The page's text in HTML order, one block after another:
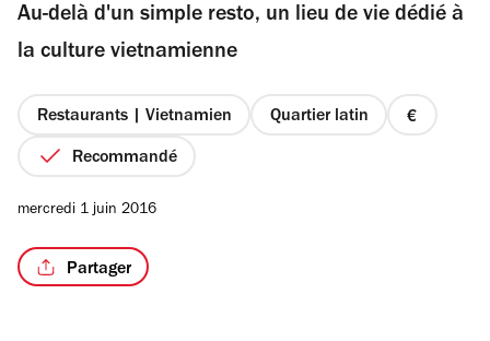
5
étoiles
Au-delà d'un simple resto, un lieu de vie dédié à
la culture vietnamienne
Restaurants | Vietnamien Quartier latin
prix
Recommandé
mercredi 1 juin 2016
Partager